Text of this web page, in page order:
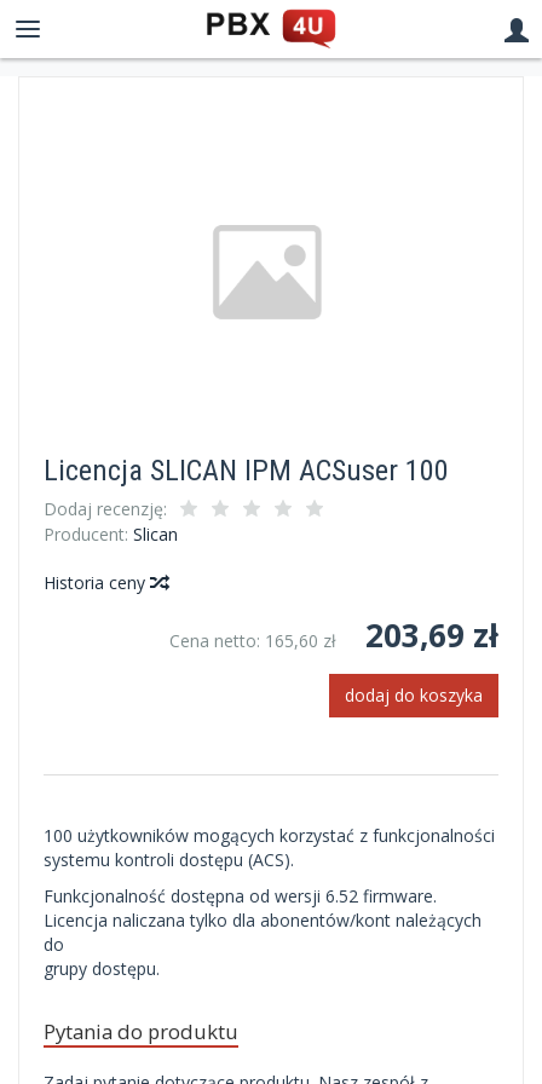
Licencja SLICAN IPM ACSuser 100
Dodaj recenzję:
Producent: Slican
Historia ceny
Cena netto: 165,60 zł 203,69 zł
dodaj do koszyka
100 użytkowników mogących korzystać z funkcjonalności
systemu kontroli dostępu (ACS).
Funkcjonalność dostępna od wersji 6.52 firmware.
Licencja naliczana tylko dla abonentów/kont należących
do
grupy dostępu.
Pytania do produktu